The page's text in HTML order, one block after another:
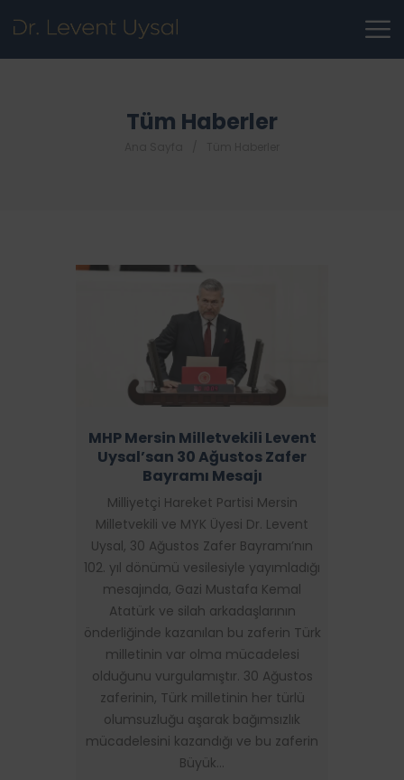
Tüm Haberler
MHP Mersin Milletvekili Levent
Uysal’san 30 Ağustos Zafer
Bayramı Mesajı
Milliyetçi Hareket Partisi Mersin
Milletvekili ve MYK Üyesi Dr. Levent
Uysal, 30 Ağustos Zafer Bayramı’nın
102. yıl dönümü vesilesiyle yayımladığı
mesajında, Gazi Mustafa Kemal
Atatürk ve silah arkadaşlarının
önderliğinde kazanılan bu zaferin Türk
milletinin var olma mücadelesi
olduğunu vurgulamıştır. 30 Ağustos
zaferinin, Türk milletinin her türlü
olumsuzluğu aşarak bağımsızlık
mücadelesini kazandığı ve bu zaferin
Büyük…